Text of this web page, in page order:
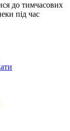
до тимчасових
під час